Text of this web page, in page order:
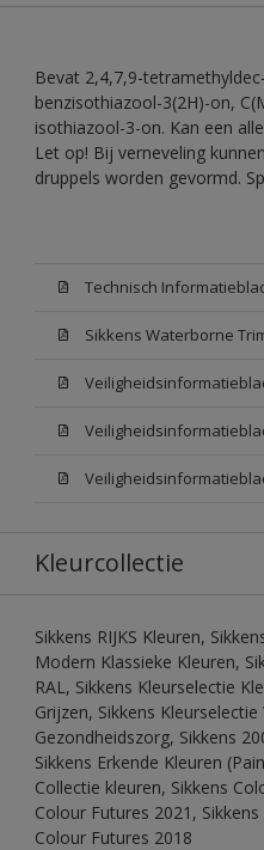
Bevat 2,4,7,9-
benzisothiazool-3(2H)-on,
isothiazool-3-on. Kan een
Let op! Bij verneveling
druppels worden gevormd.
Kleurcollectie
Sikkens RIJKS Kleuren,
Modern Klassieke Kleuren,
RAL, Sikkens Kleurselectie
Grijzen, Sikkens
Gezondheidszorg, Sikkens
Sikkens Erkende Kleuren
Collectie kleuren, Sikkens
Colour Futures 2021,
Colour Futures 2018